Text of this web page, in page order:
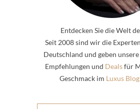
Entdecken Sie die Welt
Seit 2008 sind wir die
Deutschland und geben
Empfehlungen und Dealsfür
Geschmack im Luxus